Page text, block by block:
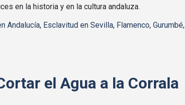
en la historia y en la cultura andaluza.
Andalucía, Esclavitud en Sevilla, Flamenco, Gurumbé,
el Agua a la Corrala